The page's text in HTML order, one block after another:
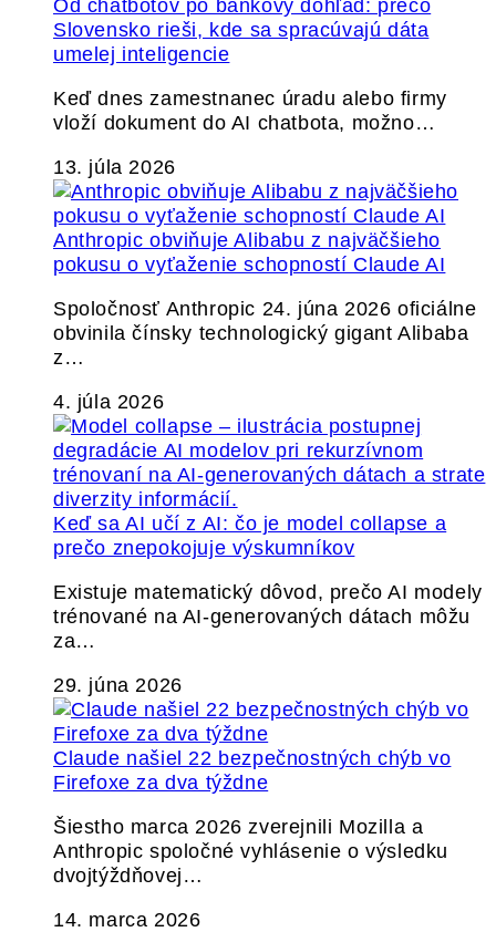
Od chatbotov po bankový dohľad: prečo
Slovensko rieši, kde sa spracúvajú dáta
umelej inteligencie
Keď dnes zamestnanec úradu alebo firmy
vloží dokument do AI chatbota, možno…
13. júla 2026
Anthropic obviňuje Alibabu z najväčšieho
pokusu o vyťaženie schopností Claude AI
Spoločnosť Anthropic 24. júna 2026 oficiálne
obvinila čínsky technologický gigant Alibaba
z…
4. júla 2026
Keď sa AI učí z AI: čo je model collapse a
prečo znepokojuje výskumníkov
Existuje matematický dôvod, prečo AI modely
trénované na AI-generovaných dátach môžu
za…
29. júna 2026
Claude našiel 22 bezpečnostných chýb vo
Firefoxe za dva týždne
Šiestho marca 2026 zverejnili Mozilla a
Anthropic spoločné vyhlásenie o výsledku
dvojtýždňovej…
14. marca 2026